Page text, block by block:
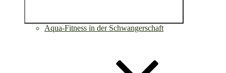
Aqua-Fitness in der Schwangerschaft